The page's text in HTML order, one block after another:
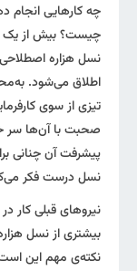
چه کارهایی انجام
چیست؟ بیش از یک
اطلاق می‌شود.
تیزی از سوی
صحبت با آن‌ها سر
پیشرفت آن چنانی
نسل درست فکر
نیروهای قبلی کار
بیشتری از نسل
نکته‌ی مهم این